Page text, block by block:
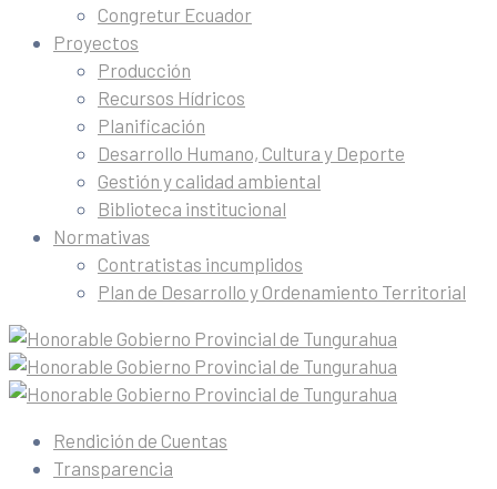
Congretur Ecuador
Proyectos
Producción
Recursos Hídricos
Planificación
Desarrollo Humano, Cultura y Deporte
Gestión y calidad ambiental
Biblioteca institucional
Normativas
Contratistas incumplidos
Plan de Desarrollo y Ordenamiento Territorial
Rendición de Cuentas
Transparencia